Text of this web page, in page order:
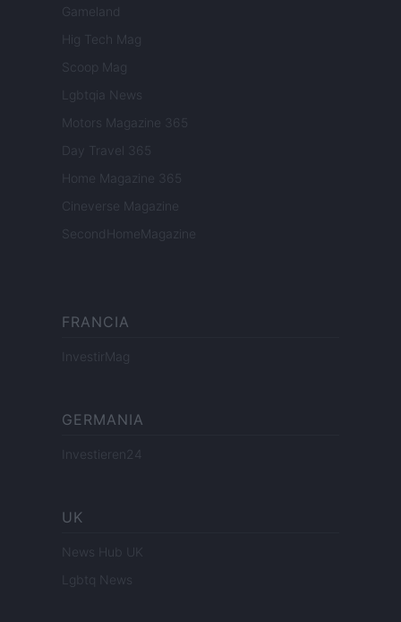
Gameland
Hig Tech Mag
Scoop Mag
Lgbtqia News
Motors Magazine 365
Day Travel 365
Home Magazine 365
Cineverse Magazine
SecondHomeMagazine
FRANCIA
InvestirMag
GERMANIA
Investieren24
UK
News Hub UK
Lgbtq News